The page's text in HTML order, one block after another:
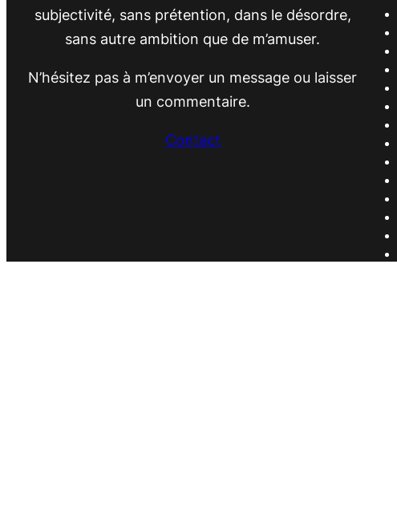
subjectivité, sans prétention, dans le désordre,
sans autre ambition que de m’amuser.
N’hésitez pas à m’envoyer un message ou laisser
un commentaire.
Contact